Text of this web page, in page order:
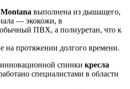
выполнена из дышащего,
— экокожи, в
обычный ПВХ, а полиуретан, что к
на протяжении долгого времени.
спинки кресла
специалистами в области